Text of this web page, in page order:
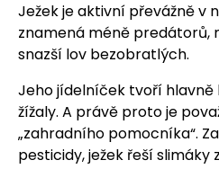
Ježek je aktivní převážně v
znamená méně predátorů,
snazší lov bezobratlých.
Jeho jídelníček tvoří hlavně
žížaly. A právě proto je
„zahradního pomocníka“.
pesticidy, ježek řeší slimáky